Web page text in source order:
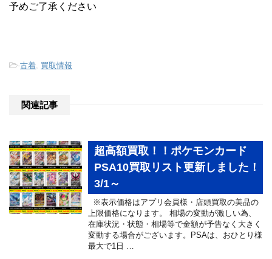
予めご了承ください
-古着 買取情報
関連記事
超高額買取！！ポケモンカード
PSA10買取リスト更新しました！
3/1～
※表示価格はアプリ会員様・店頭買取の美品の
上限価格になります。 相場の変動が激しい為、
在庫状況・状態・相場等で金額が予告なく大きく
変動する場合がございます。PSAは、おひとり様
最大で1日 …